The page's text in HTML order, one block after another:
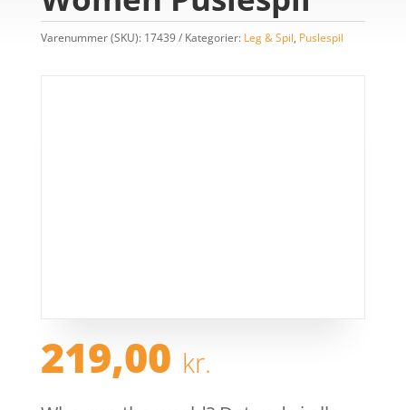
Varenummer (SKU): 17439 Kategorier: Leg & Spil, Puslespil
219,00 kr.